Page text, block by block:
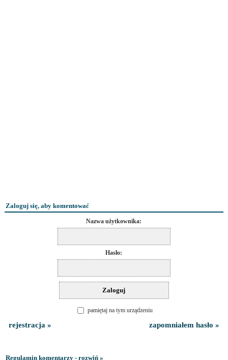
Zaloguj się, aby komentować
Nazwa użytkownika:
Hasło:
pamiętaj na tym urządzeniu
rejestracja » zapomniałem hasło »
Regulamin komentarzy - rozwiń »